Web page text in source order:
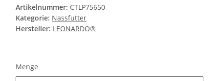
Artikelnummer: CTLP75650
Kategorie: Nassfutter
Hersteller: LEONARDO®
Menge